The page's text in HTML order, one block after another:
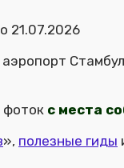
21.07.2026
фоток с места
», полезные гиды